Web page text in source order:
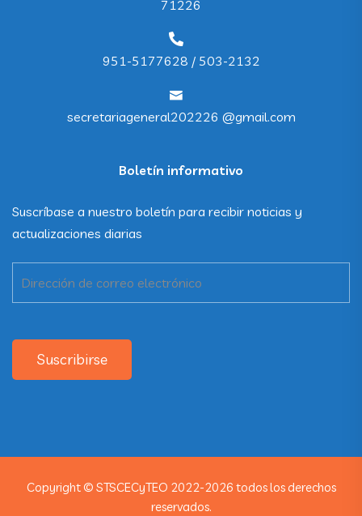
71226
951-5177628 / 503-2132
secretariageneral202226 @gmail.com
Boletín informativo
Suscríbase a nuestro boletín para recibir noticias y
actualizaciones diarias
Suscribirse
Copyright © STSCECyTEO 2022-2026 todos los derechos
reservados.